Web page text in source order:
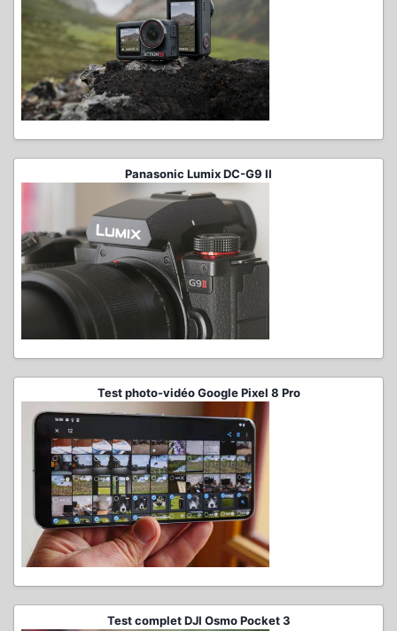
Panasonic Lumix DC-G9 II
Test photo-vidéo Google Pixel 8 Pro
Test complet DJI Osmo Pocket 3